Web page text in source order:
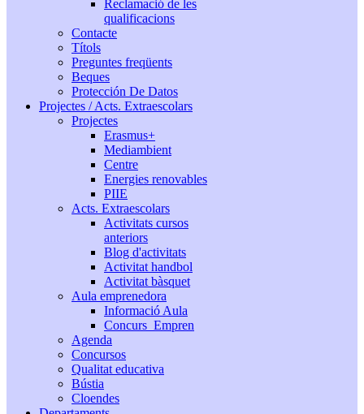
Reclamació de les
qualificacions
Contacte
Títols
Preguntes freqüents
Beques
Protección De Datos
Projectes / Acts. Extraescolars
Projectes
Erasmus+
Mediambient
Centre
Energies renovables
PIIE
Acts. Extraescolars
Activitats cursos
anteriors
Blog d'activitats
Activitat handbol
Activitat bàsquet
Aula emprenedora
Informació Aula
Concurs_Empren
Agenda
Concursos
Qualitat educativa
Bústia
Cloendes